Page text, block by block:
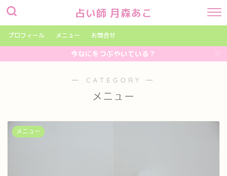
占い師 月森あこ
プロフィール メニュー お問合せ
今なにをつぶやいている？
― CATEGORY ―
メニュー
メニュー